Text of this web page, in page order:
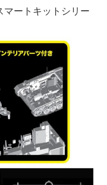
マートキットシリー